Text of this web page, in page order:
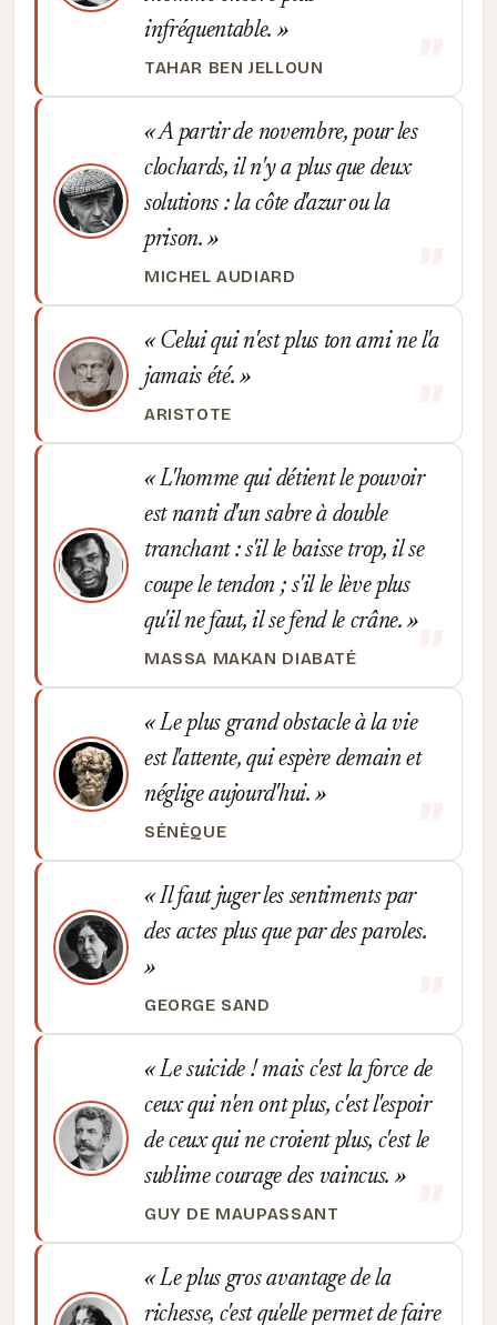
infréquentable.
TAHAR BEN JELLOUN
A partir de novembre, pour les
clochards, il n'y a plus que deux
solutions : la côte d'azur ou la
prison.
MICHEL AUDIARD
Celui qui n'est plus ton ami ne l'a
jamais été.
ARISTOTE
L'homme qui détient le pouvoir
est nanti d'un sabre à double
tranchant : s'il le baisse trop, il se
coupe le tendon ; s'il le lève plus
qu'il ne faut, il se fend le crâne.
MASSA MAKAN DIABATÉ
Le plus grand obstacle à la vie
est l'attente, qui espère demain et
néglige aujourd'hui.
SÉNÈQUE
Il faut juger les sentiments par
des actes plus que par des paroles.
GEORGE SAND
Le suicide ! mais c'est la force de
ceux qui n'en ont plus, c'est l'espoir
de ceux qui ne croient plus, c'est le
sublime courage des vaincus.
GUY DE MAUPASSANT
Le plus gros avantage de la
richesse, c'est qu'elle permet de faire